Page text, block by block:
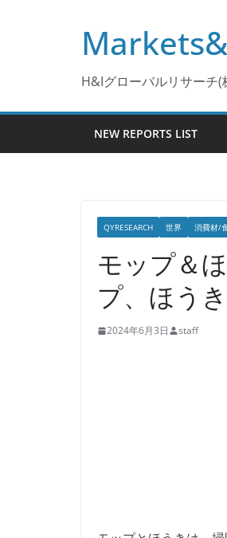
H&Iグローバルリサーチ(
NEW REPORTS LIST
QYRESEARCH 世界 消費材/
モップ＆
プ、ほう
2024年6月3日 staff